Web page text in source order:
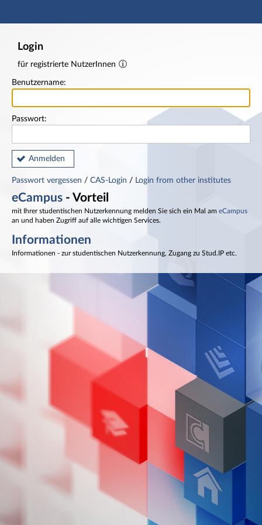
Hauptnavigation
Login
für registrierte NutzerInnen
Benutzername:
Passwort:
Anmelden
Passwort vergessen / CAS-Login / Login from other institutes
eCampus - Vorteil
mit Ihrer studentischen Nutzerkennung melden Sie sich ein Mal am eCampus
an und haben Zugriff auf alle wichtigen Services.
Informationen
Informationen - zur studentischen Nutzerkennung, Zugang zu Stud.IP etc.